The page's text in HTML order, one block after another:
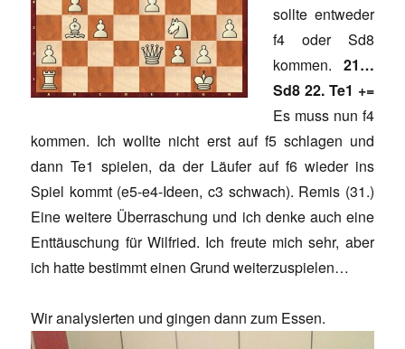
sollte entweder
f4 oder Sd8
kommen. 21…
Sd8 22. Te1 +=
Es muss nun f4
kommen. Ich wollte nicht erst auf f5 schlagen und
dann Te1 spielen, da der Läufer auf f6 wieder ins
Spiel kommt (e5-e4-Ideen, c3 schwach). Remis (31.)
Eine weitere Überraschung und ich denke auch eine
Enttäuschung für Wilfried. Ich freute mich sehr, aber
ich hatte bestimmt einen Grund weiterzuspielen…
Wir analysierten und gingen dann zum Essen.